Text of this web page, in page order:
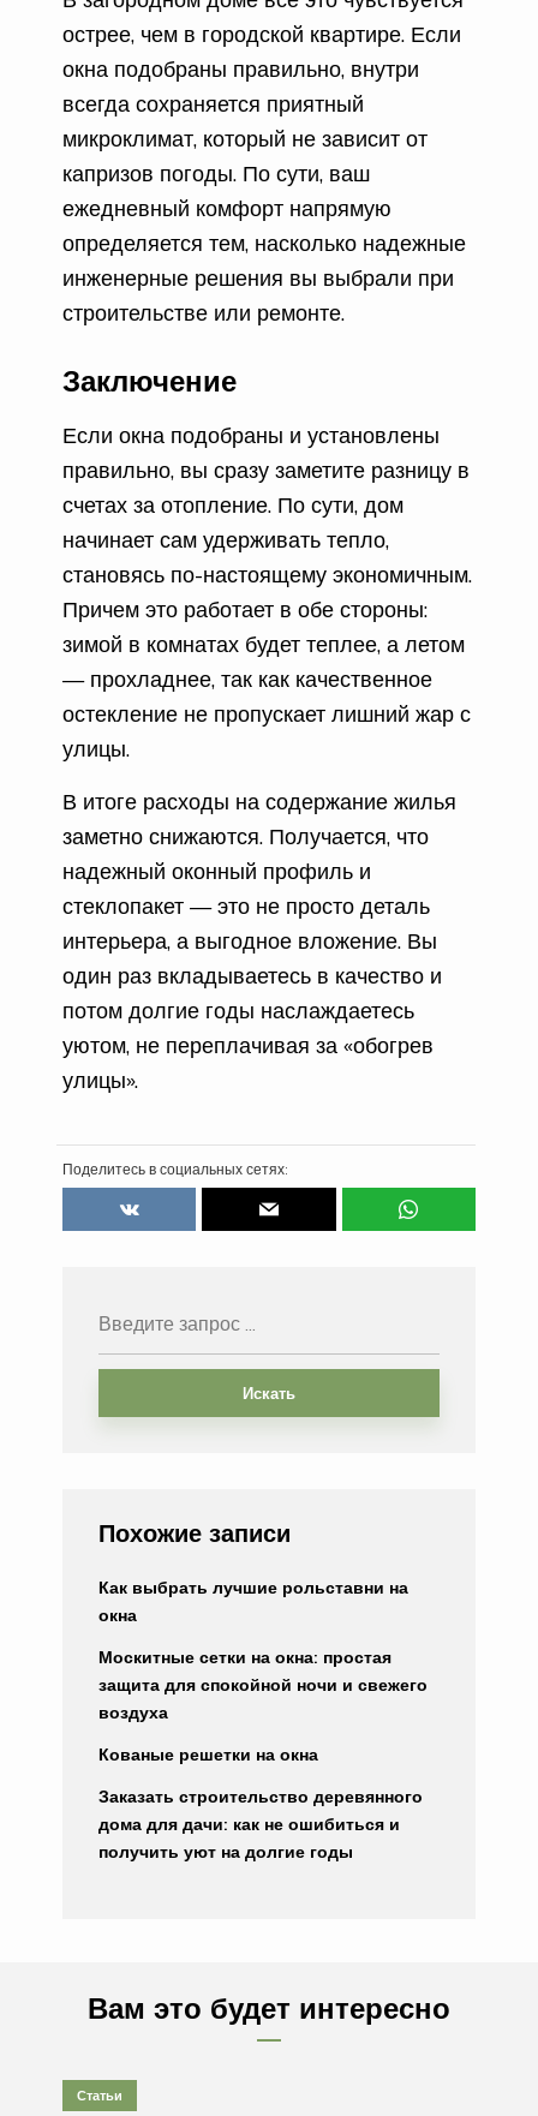
острее, чем в городской квартире. Если
окна подобраны правильно, внутри
всегда сохраняется приятный
микроклимат, который не зависит от
капризов погоды. По сути, ваш
ежедневный комфорт напрямую
определяется тем, насколько надежные
инженерные решения вы выбрали при
строительстве или ремонте.
Заключение
Если окна подобраны и установлены
правильно, вы сразу заметите разницу в
счетах за отопление. По сути, дом
начинает сам удерживать тепло,
становясь по-настоящему экономичным.
Причем это работает в обе стороны:
зимой в комнатах будет теплее, а летом
— прохладнее, так как качественное
остекление не пропускает лишний жар с
улицы.
В итоге расходы на содержание жилья
заметно снижаются. Получается, что
надежный оконный профиль и
стеклопакет — это не просто деталь
интерьера, а выгодное вложение. Вы
один раз вкладываетесь в качество и
потом долгие годы наслаждаетесь
уютом, не переплачивая за «обогрев
улицы».
Поделитесь в социальных сетях:
Искать
Похожие записи
Как выбрать лучшие рольставни на
окна
Москитные сетки на окна: простая
защита для спокойной ночи и свежего
воздуха
Кованые решетки на окна
Заказать строительство деревянного
дома для дачи: как не ошибиться и
получить уют на долгие годы
Вам это будет интересно
Статьи